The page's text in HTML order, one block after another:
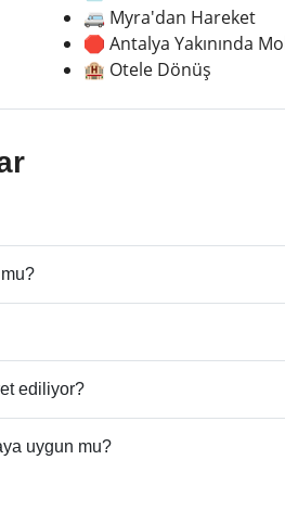
🚐 Myra'dan Hareket
🛑 Antalya Yakınında
🏨 Otele Dönüş
ediliyor?
uygun mu?